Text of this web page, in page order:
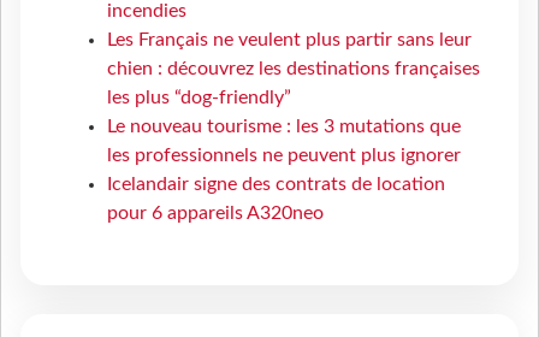
incendies
Les Français ne veulent plus partir sans leur
chien : découvrez les destinations françaises
les plus “dog-friendly”
Le nouveau tourisme : les 3 mutations que
les professionnels ne peuvent plus ignorer
Icelandair signe des contrats de location
pour 6 appareils A320neo